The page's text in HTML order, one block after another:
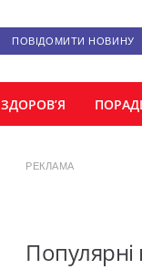
ПОВІДОМИТИ НОВИНУ
ЗДОРОВ’Я
РЕКЛАМА